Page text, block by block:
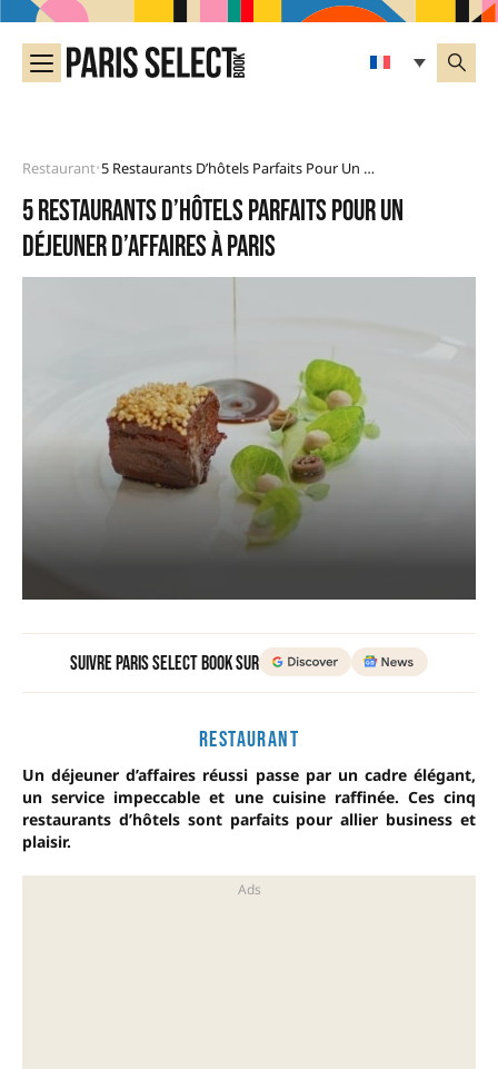
Restaurant• 5 Restaurants D’hôtels Parfaits Pour Un Déjeuner D’affaires À Paris
5 restaurants d’hôtels parfaits pour un
déjeuner d’affaires à Paris
Suivre Paris Select Book sur
RESTAURANT
Un déjeuner d’affaires réussi passe par un cadre élégant,
un service impeccable et une cuisine raffinée. Ces cinq
restaurants d’hôtels sont parfaits pour allier business et
plaisir.